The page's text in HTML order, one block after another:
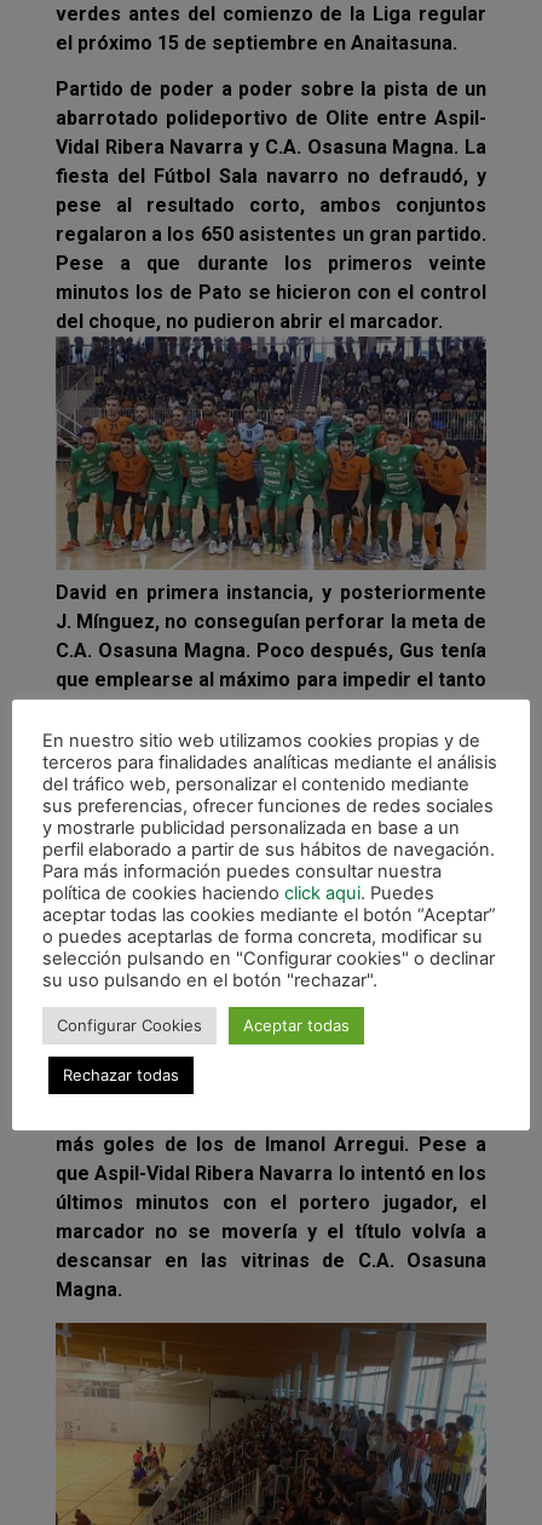
verdes antes del comienzo de la Liga regular
el próximo 15 de septiembre en Anaitasuna.
Partido de poder a poder sobre la pista de un
abarrotado polideportivo de Olite entre Aspil-
Vidal Ribera Navarra y C.A. Osasuna Magna. La
fiesta del Fútbol Sala navarro no defraudó, y
pese al resultado corto, ambos conjuntos
regalaron a los 650 asistentes un gran partido.
Pese a que durante los primeros veinte
minutos los de Pato se hicieron con el control
del choque, no pudieron abrir el marcador.
David en primera instancia, y posteriormente
J. Mínguez, no conseguían perforar la meta de
C.A. Osasuna Magna. Poco después, Gus tenía
que emplearse al máximo para impedir el tanto
Rodríguez volvían a poner en problemas a un
acertado Asier. Los verdes tuvieron sus
ocasiones también, sobre todo por medio de
Roberto Martil que no acertó ante Gus en dos
llegadas muy claras.La segunda mitad fue de
C.A. Osasuna Magna que creó muchas y claras
ocasiones de gol. Finalmente sería Alvarito en
el minuto 24 el encargado de abrir el marcador
y anotar a la postre, el único tanto del
para los de Imanol Arregui en una magnífica
contra llevada por E.Martel. Entonces apareció
Gus, fichaje en la portería ribera para
más goles de los de Imanol Arregui. Pese a
que Aspil-Vidal Ribera Navarra lo intentó en los
últimos minutos con el portero jugador, el
marcador no se movería y el título volvía a
descansar en las vitrinas de C.A. Osasuna
Magna.
En nuestro sitio web utilizamos cookies propias y de
terceros para finalidades analíticas mediante el análisis
del tráfico web, personalizar el contenido mediante
sus preferencias, ofrecer funciones de redes sociales
y mostrarle publicidad personalizada en base a un
perfil elaborado a partir de sus hábitos de navegación.
Para más información puedes consultar nuestra
política de cookies haciendo click aqui. Puedes
aceptar todas las cookies mediante el botón “Aceptar”
o puedes aceptarlas de forma concreta, modificar su
selección pulsando en "Configurar cookies" o declinar
su uso pulsando en el botón "rechazar".
Configurar Cookies Aceptar todas
Rechazar todas